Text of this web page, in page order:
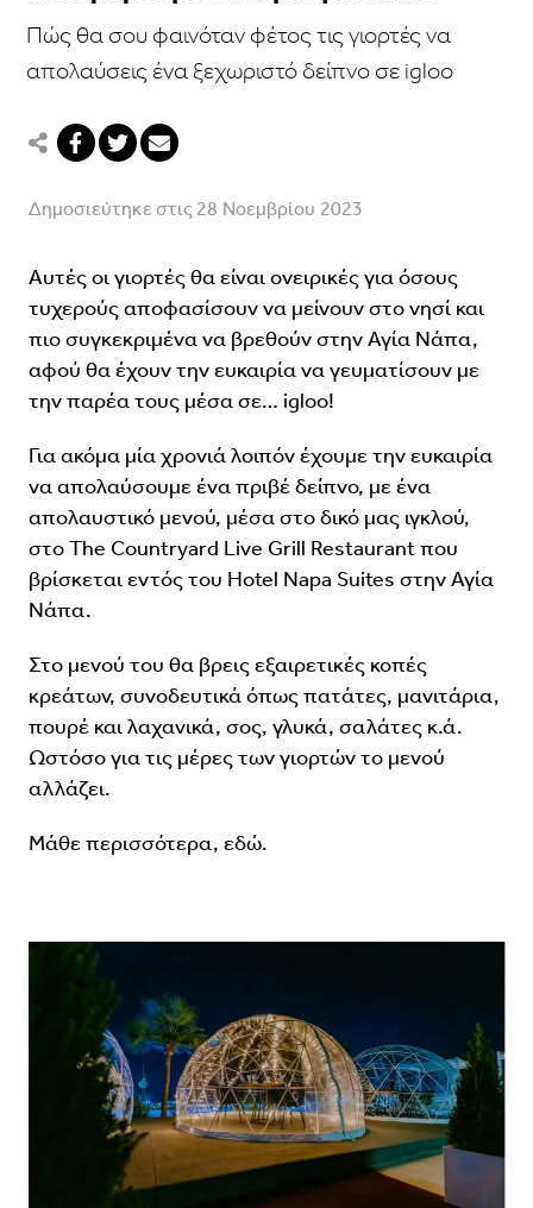
Πώς θα σου φαινόταν φέτος τις γιορτές να
απολαύσεις ένα ξεχωριστό δείπνο σε igloo
Δημοσιεύτηκε στις 28 Νοεμβρίου 2023
Αυτές οι γιορτές θα είναι ονειρικές για όσους
τυχερούς αποφασίσουν να μείνουν στο νησί και
πιο συγκεκριμένα να βρεθούν στην Αγία Νάπα,
αφού θα έχουν την ευκαιρία να γευματίσουν με
την παρέα τους μέσα σε… igloo!
Για ακόμα μία χρονιά λοιπόν έχουμε την ευκαιρία
να απολαύσουμε ένα πριβέ δείπνο, με ένα
απολαυστικό μενού, μέσα στο δικό μας ιγκλού,
στο The Countryard Live Grill Restaurant που
βρίσκεται εντός του Hotel Napa Suites στην Αγία
Νάπα.
Στο μενού του θα βρεις εξαιρετικές κοπές
κρεάτων, συνοδευτικά όπως πατάτες, μανιτάρια,
πουρέ και λαχανικά, σος, γλυκά, σαλάτες κ.ά.
Ωστόσο για τις μέρες των γιορτών το μενού
αλλάζει.
Μάθε περισσότερα, εδώ.